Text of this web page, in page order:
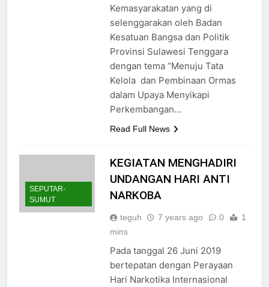
Kemasyarakatan yang di
selenggarakan oleh Badan
Kesatuan Bangsa dan Politik
Provinsi Sulawesi Tenggara
dengan tema “Menuju Tata
Kelola dan Pembinaan Ormas
dalam Upaya Menyikapi
Perkembangan…
Read Full News
SEPUTAR-
SUMUT
KEGIATAN MENGHADIRI
UNDANGAN HARI ANTI
NARKOBA
teguh 7 years ago 0
1
mins
Pada tanggal 26 Juni 2019
bertepatan dengan Perayaan
Hari Narkotika Internasional